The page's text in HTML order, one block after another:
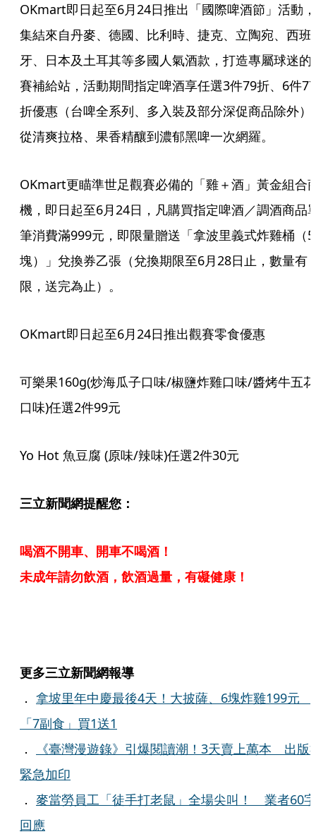
OKmart即日起至6月24日推出「國際啤酒節」活動，
集結來自丹麥、德國、比利時、捷克、立陶宛、西班
牙、日本及土耳其等多國人氣酒款，打造專屬球迷的
賽補給站，活動期間指定啤酒享任選3件79折、6件77
折優惠（台啤全系列、多入裝及部分深促商品除外）
從清爽拉格、果香精釀到濃郁黑啤一次網羅。
OKmart更瞄準世足觀賽必備的「雞＋酒」黃金組合
機，即日起至6月24日，凡購買指定啤酒／調酒商品
筆消費滿999元，即限量贈送「拿波里義式炸雞桶（5
塊）」兌換券乙張（兌換期限至6月28日止，數量有
限，送完為止）。
OKmart即日起至6月24日推出觀賽零食優惠
可樂果160g(炒海瓜子口味/椒鹽炸雞口味/醬烤牛五花
口味)任選2件99元
Yo Hot 魚豆腐 (原味/辣味)任選2件30元
三立新聞網提醒您：
喝酒不開車、開車不喝酒！
未成年請勿飲酒，飲酒過量，有礙健康！
更多三立新聞網報導
． 拿坡里年中慶最後4天！大披薩、6塊炸雞199元
「7副食」買1送1
．
《臺灣漫遊錄》引爆閱讀潮！3天賣上萬本 出版
緊急加印
． 麥當勞員工「徒手打老鼠」全場尖叫！ 業者60字
回應